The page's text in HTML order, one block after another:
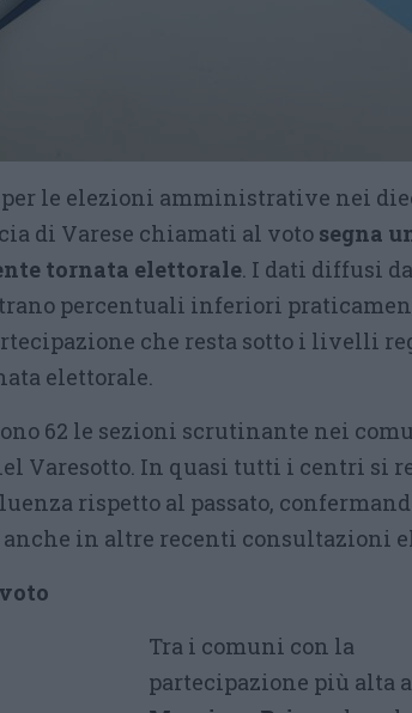
per le elezioni amministrative nei
di Varese chiamati al voto segna
tornata elettorale. I dati diffusi da
percentuali inferiori
che resta sotto i livelli
elettorale.
62 le sezioni scrutinante nei
Varesotto. In quasi tutti i centri si
rispetto al passato,
anche in altre recenti consultazioni
Tra i comuni con la
partecipazione più alta